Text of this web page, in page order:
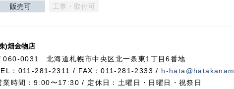
販売可 工事・取付可
)畑金物店
060-0031 北海道札幌市中央区北一条東1丁目6番地
：011-281-2311 / FAX：011-281-2333 / h-
業時間：9:00〜17:30 / 定休日：土曜日・日曜日・祝祭日